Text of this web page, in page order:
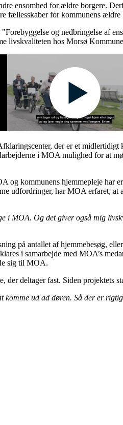
ensomhed for ældre borgere.
fællesskaber for kommunens ældre
og nedbringelse af
livskvaliteten hos Morsø
der er et
i MOA mulighed for at
kommunens hjemmepleje har
udfordringer, har MOA erfaret, at
i MOA. Og det giver også mig
på antallet af hjemmebesøg,
i samarbejde med MOA’s
sig til MOA.
deltager fast. Siden projektets
ud ad døren. Så der er